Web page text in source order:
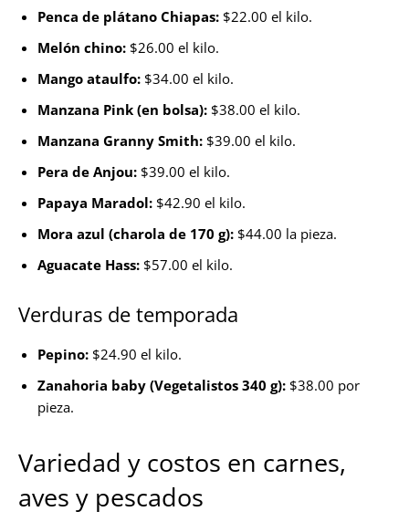
Penca de plátano Chiapas: $22.00 el kilo.
Melón chino: $26.00 el kilo.
Mango ataulfo: $34.00 el kilo.
Manzana Pink (en bolsa): $38.00 el kilo.
Manzana Granny Smith: $39.00 el kilo.
Pera de Anjou: $39.00 el kilo.
Papaya Maradol: $42.90 el kilo.
Mora azul (charola de 170 g): $44.00 la pieza.
Aguacate Hass: $57.00 el kilo.
Verduras de temporada
Pepino: $24.90 el kilo.
Zanahoria baby (Vegetalistos 340 g): $38.00 por
pieza.
Variedad y costos en carnes,
aves y pescados